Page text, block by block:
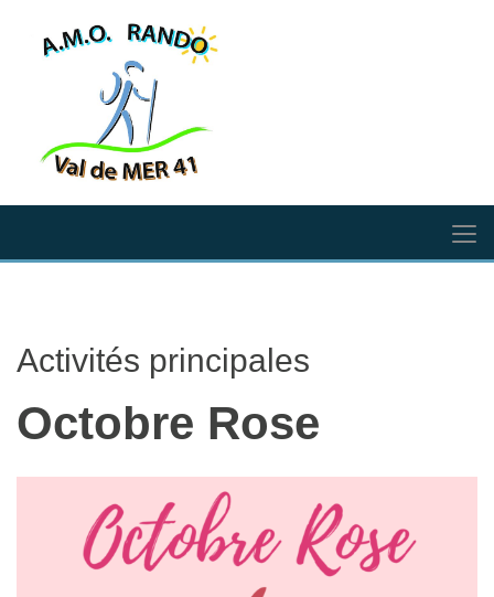
Activités principales
Octobre Rose